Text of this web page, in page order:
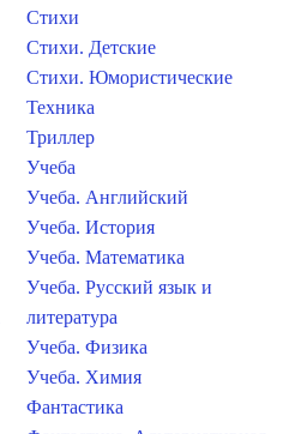
Стихи
Стихи. Детские
Стихи. Юмористические
Техника
Триллер
Учеба
Учеба. Английский
Учеба. История
Учеба. Математика
Учеба. Русский язык и
литература
Учеба. Физика
Учеба. Химия
Фантастика